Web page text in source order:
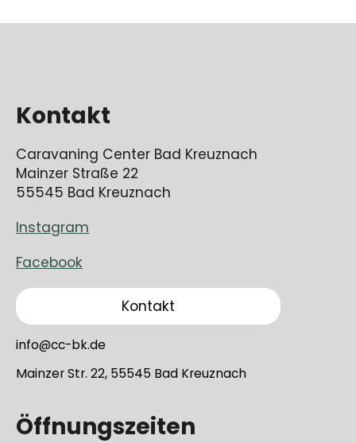
Kontakt
Caravaning Center Bad Kreuznach
Mainzer Straße 22
55545 Bad Kreuznach
Instagram
Facebook
Kontakt
info@cc-bk.de
Mainzer Str. 22, 55545 Bad Kreuznach
Öffnungszeiten